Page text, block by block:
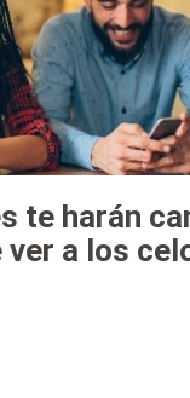
te harán
a los